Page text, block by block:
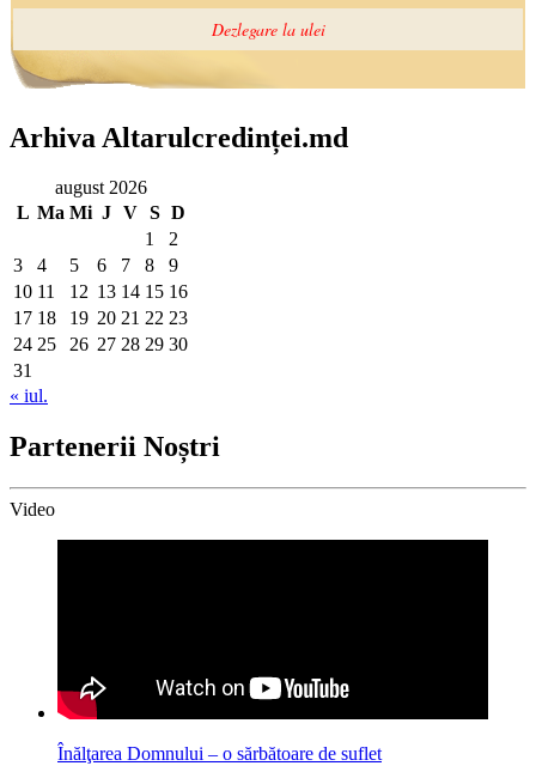
Arhiva Altarulcredinței.md
august 2026
L Ma Mi J V S D
1
2
3
4 5 6 7 8
9
10 11 12 13 14 15 16
17 18 19 20 21 22 23
24 25 26 27 28 29 30
31
« iul.
Partenerii Noștri
Video
Înălţarea Domnului – o sărbătoare de suflet